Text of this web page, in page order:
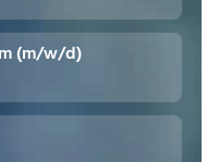
(m/w/d)